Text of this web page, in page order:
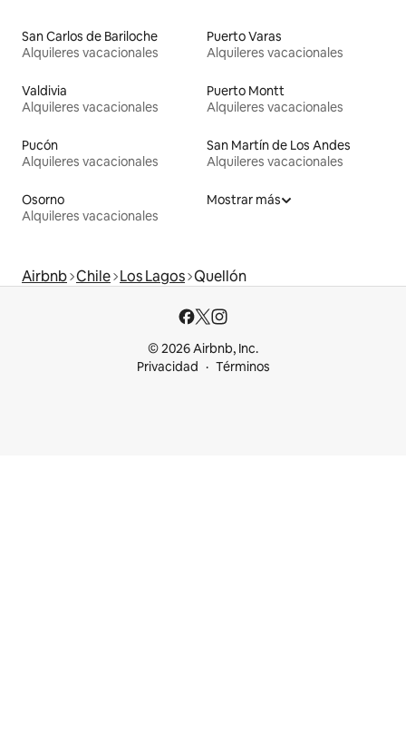
San Carlos de Bariloche
Alquileres vacacionales
Puerto Varas
Alquileres vacacionales
Valdivia
Alquileres vacacionales
Puerto Montt
Alquileres vacacionales
Pucón
Alquileres vacacionales
San Martín de Los Andes
Alquileres vacacionales
Osorno
Alquileres vacacionales
Mostrar más
Airbnb Chile Los Lagos Quellón
© 2026 Airbnb, Inc.
Privacidad
Términos